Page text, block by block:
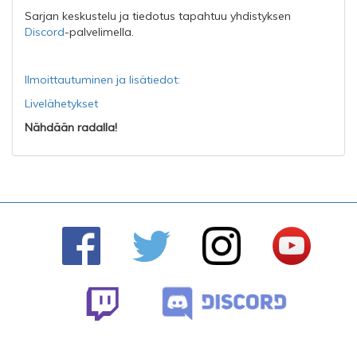
Sarjan keskustelu ja tiedotus tapahtuu yhdistyksen
Discord-palvelimella.
Ilmoittautuminen ja lisätiedot:
Livelähetykset
Nähdään radalla!